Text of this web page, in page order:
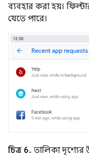
ব্যবহার করা হয়।
যেতে পারে।
চিত্র 6. তালিকা দৃশ্যের